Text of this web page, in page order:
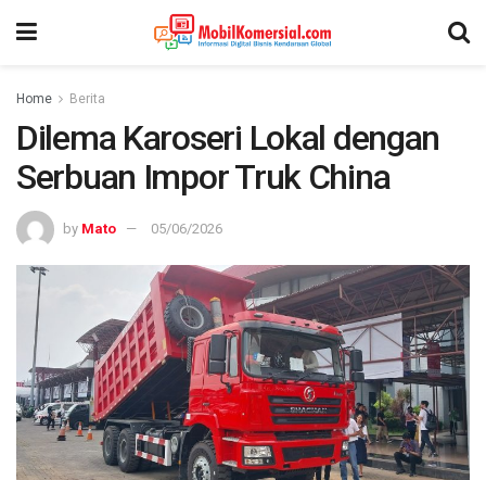
Home Berita
Dilema Karoseri Lokal dengan
Serbuan Impor Truk China
by Mato 05/06/2026